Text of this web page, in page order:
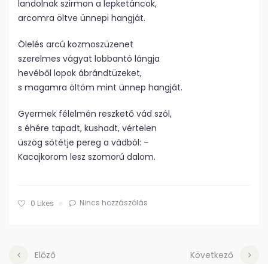
landolnak szirmon a lepketáncok,
arcomra öltve ünnepi hangját.
Ölelés arcú kozmoszüzenet
szerelmes vágyat lobbantó lángja
hevéből lopok ábrándtüzeket,
s magamra öltöm mint ünnep hangját.
Gyermek félelmén reszkető vád szól,
s éhére tapadt, kushadt, vértelen
üszög sötétje pereg a vádból: –
Kacajkorom lesz szomorú dalom.
0 Likes Nincs hozzászólás
Előző Következő